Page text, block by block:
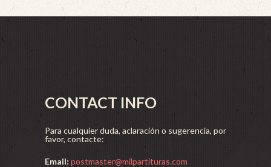
CONTACT INFO
Para cualquier duda, aclaración o sugerencia, por
favor, contacte:
Email: postmaster@milpartituras.com